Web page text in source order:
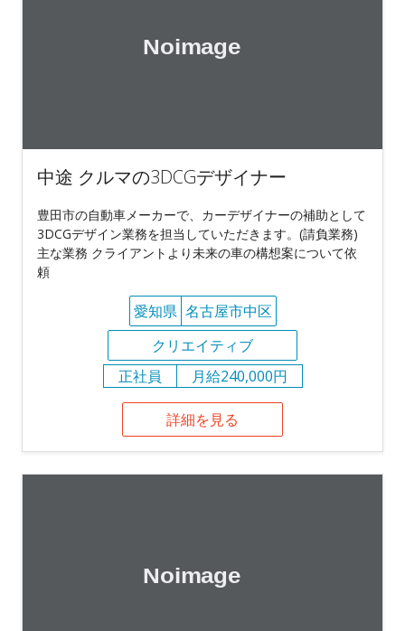
中途 クルマの3DCGデザイナー
豊田市の自動車メーカーで、カーデザイナーの補助として
3DCGデザイン業務を担当していただきます。(請負業務)
主な業務 クライアントより未来の車の構想案について依
頼
愛知県 名古屋市中区
クリエイティブ
正社員
月給240,000円
詳細を見る